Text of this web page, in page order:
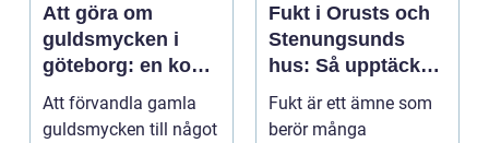
Att göra om
guldsmycken i
göteborg: en konst
att förnya det
gamla
Att förvandla gamla
guldsmycken till något
Fukt i Orusts och
Stenungsunds
hus: Så upptäcker
och åtgärdar du
problemet
Fukt är ett ämne som
berör många